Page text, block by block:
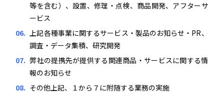
等を含む）、設置、修理・点検、商品開発、アフターサ
ービス
上記各種事業に関するサービス・製品のお知らせ・PR、
調査・データ集積、研究開発
弊社の提携先が提供する関連商品・サービスに関する情
報のお知らせ
その他上記、１から７に附随する業務の実施